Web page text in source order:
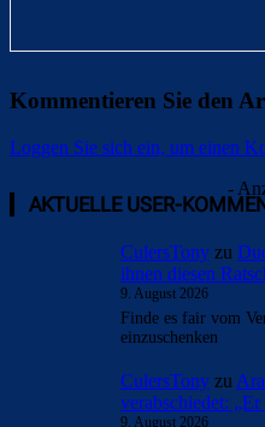
Kommentieren Sie den
Loggen Sie sich ein, um einen